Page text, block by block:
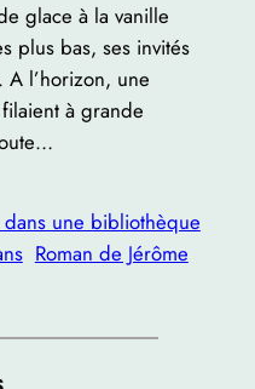
glace à la vanille
plus bas, ses invités
A l’horizon, une
à grande
une bibliothèque
Roman de Jérôme